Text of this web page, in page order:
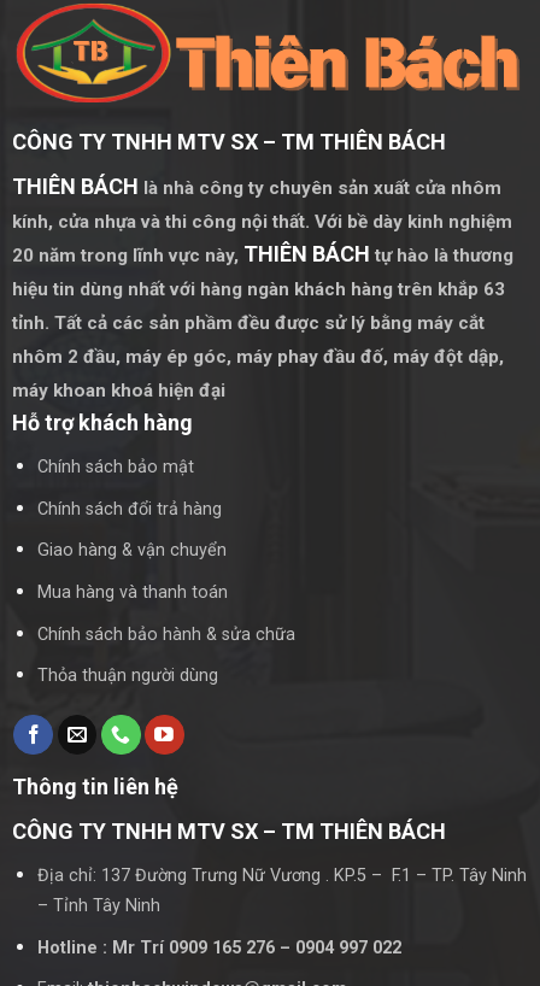
CÔNG TY TNHH MTV SX – TM THIÊN BÁCH
THIÊN BÁCH là nhà công ty chuyên sản xuất cửa nhôm
kính, cửa nhựa và thi công nội thất. Với bề dày kinh nghiệm
20 năm trong lĩnh vực này, THIÊN BÁCH tự hào là thương
hiệu tin dùng nhất với hàng ngàn khách hàng trên khắp 63
tỉnh. Tất cả các sản phầm đều được sử lý bằng máy cắt
nhôm 2 đầu, máy ép góc, máy phay đầu đố, máy đột dập,
máy khoan khoá hiện đại
Hỗ trợ khách hàng
Chính sách bảo mật
Chính sách đổi trả hàng
Giao hàng & vận chuyển
Mua hàng và thanh toán
Chính sách bảo hành & sửa chữa
Thỏa thuận người dùng
Thông tin liên hệ
CÔNG TY TNHH MTV SX – TM THIÊN BÁCH
Địa chỉ: 137 Đường Trưng Nữ Vương . KP.5 – F.1 – TP. Tây Ninh
– Tỉnh Tây Ninh
Hotline : Mr Trí 0909 165 276 – 0904 997 022